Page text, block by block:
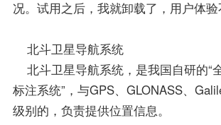
况。试用之后，我就卸载了，用户体验
北斗卫星导航系统
北斗卫星导航系统，是我国自研的“
标注系统”，与GPS、GLONASS、
级别的，负责提供位置信息。